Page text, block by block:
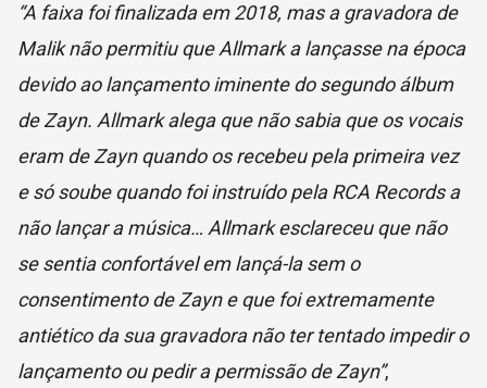
“A faixa foi finalizada em 2018, mas a gravadora de
Malik não permitiu que Allmark a lançasse na época
devido ao lançamento iminente do segundo álbum
de Zayn. Allmark alega que não sabia que os vocais
eram de Zayn quando os recebeu pela primeira vez
e só soube quando foi instruído pela RCA Records a
não lançar a música… Allmark esclareceu que não
se sentia confortável em lançá-la sem o
consentimento de Zayn e que foi extremamente
antiético da sua gravadora não ter tentado impedir o
lançamento ou pedir a permissão de Zayn”,